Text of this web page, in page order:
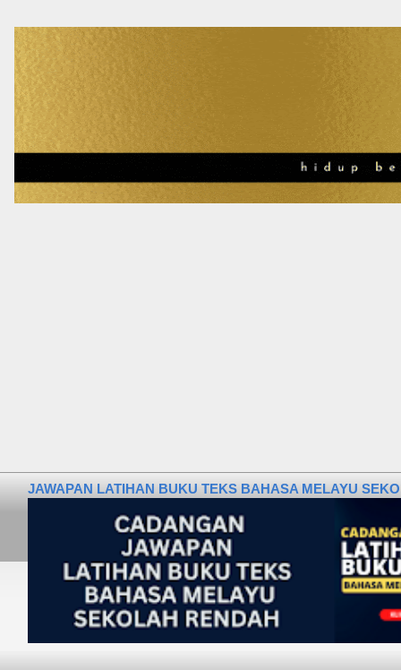
JAWAPAN LATIHAN BUKU TEKS BAHASA MELAYU